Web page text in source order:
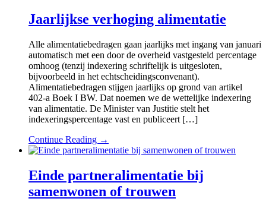
Jaarlijkse verhoging alimentatie
Alle alimentatiebedragen gaan jaarlijks met ingang van januari
automatisch met een door de overheid vastgesteld percentage
omhoog (tenzij indexering schriftelijk is uitgesloten,
bijvoorbeeld in het echtscheidingsconvenant).
Alimentatiebedragen stijgen jaarlijks op grond van artikel
402-a Boek I BW. Dat noemen we de wettelijke indexering
van alimentatie. De Minister van Justitie stelt het
indexeringspercentage vast en publiceert […]
Continue Reading →
Einde partneralimentatie bij
samenwonen of trouwen